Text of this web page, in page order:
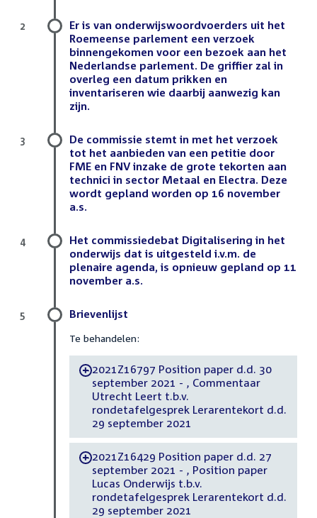
Er is van onderwijswoordvoerders uit het
Roemeense parlement een verzoek
binnengekomen voor een bezoek aan het
Nederlandse parlement. De griffier zal in
overleg een datum prikken en
inventariseren wie daarbij aanwezig kan
zijn.
2
De commissie stemt in met het verzoek
tot het aanbieden van een petitie door
FME en FNV inzake de grote tekorten aan
technici in sector Metaal en Electra. Deze
wordt gepland worden op 16 november
a.s.
3
Het commissiedebat Digitalisering in het
onderwijs dat is uitgesteld i.v.m. de
plenaire agenda, is opnieuw gepland op 11
november a.s.
4
Brievenlijst
Te behandelen:
-2021Z16797 Position paper d.d. 30
september 2021 - , Commentaar
Utrecht Leert t.b.v.
rondetafelgesprek Lerarentekort d.d.
29 september 2021
-2021Z16429 Position paper d.d. 27
september 2021 - , Position paper
Lucas Onderwijs t.b.v.
rondetafelgesprek Lerarentekort d.d.
29 september 2021
5